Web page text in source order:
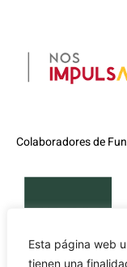
Esta página web
tienen una
Colaboradores de